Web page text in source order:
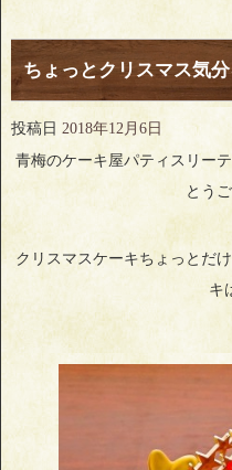
ちょっとクリスマス気
投稿日 2018年12月6日
青梅のケーキ屋パティスリー
とう
クリスマスケーキちょっとだ
キ